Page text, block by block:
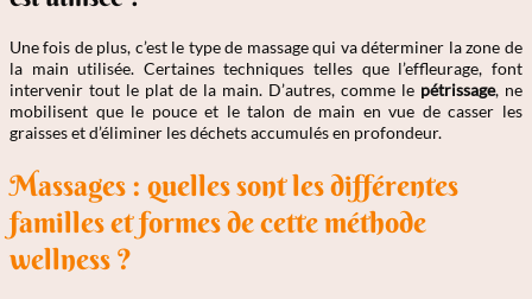
Une fois de plus, c’est le type de massage qui va déterminer la zone de
la main utilisée. Certaines techniques telles que l’effleurage, font
intervenir tout le plat de la main. D’autres, comme le pétrissage, ne
mobilisent que le pouce et le talon de main en vue de casser les
graisses et d’éliminer les déchets accumulés en profondeur.
Massages : quelles sont les différentes
familles et formes de cette méthode
wellness ?